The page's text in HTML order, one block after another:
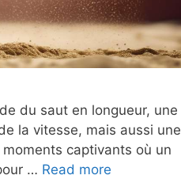
du saut en longueur, une
la vitesse, mais aussi une
captivants où un
… Read more